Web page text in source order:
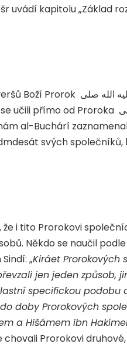
uvádí kapitolu „Základ
Boží Prorok صلى الله
učili přímo od Proroka
al-Buchárí
svých
i tito Prorokovi
Někdo se naučil
„Kiráet Prorokových
jen jeden způsob,
specifickou podobu
doby Prorokových
a Hišámem ibn
chovali Prorokovi